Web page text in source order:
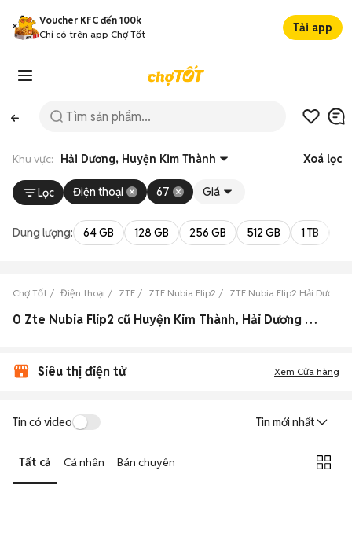
Voucher KFC đến 100k
Chỉ có trên app Chợ Tốt
Tải app
Khu vực: Hải Dương, Huyện Kim Thành Xoá lọc
Lọc Điện thoại 67 Giá
Dung lượng: 64 GB 128 GB 256 GB 512 GB 1 TB
Chợ Tốt Điện thoại ZTE ZTE Nubia Flip2 ZTE Nubia Flip2 Hải Dương
0 Zte Nubia Flip2 cũ Huyện Kim Thành, Hải Dương đẹp
Siêu thị điện tử Xem Cửa hàng
Tin có video Tin mới nhất
Tất cả Cá nhân Bán chuyên